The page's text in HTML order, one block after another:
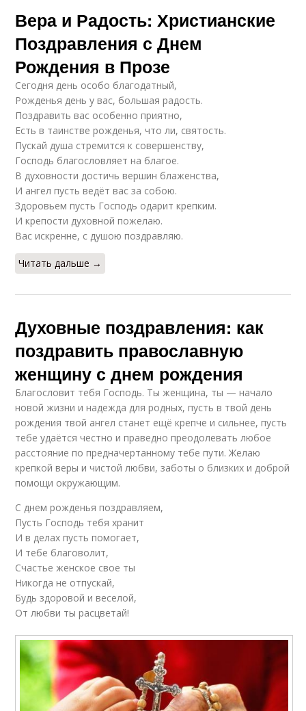
Вера и Радость: Христианские
Поздравления с Днем
Рождения в Прозе
Сегодня день особо благодатный,
Рожденья день у вас, большая радость.
Поздравить вас особенно приятно,
Есть в таинстве рожденья, что ли, святость.
Пускай душа стремится к совершенству,
Господь благословляет на благое.
В духовности достичь вершин блаженства,
И ангел пусть ведёт вас за собою.
Здоровьем пусть Господь одарит крепким.
И крепости духовной пожелаю.
Вас искренне, с душою поздравляю.
Читать дальше →
Духовные поздравления: как
поздравить православную
женщину с днем рождения
Благословит тебя Господь. Ты женщина, ты — начало
новой жизни и надежда для родных, пусть в твой день
рождения твой ангел станет ещё крепче и сильнее, пусть
тебе удаётся честно и праведно преодолевать любое
расстояние по предначертанному тебе пути. Желаю
крепкой веры и чистой любви, заботы о близких и доброй
помощи окружающим.
С днем рожденья поздравляем,
Пусть Господь тебя хранит
И в делах пусть помогает,
И тебе благоволит,
Счастье женское свое ты
Никогда не отпускай,
Будь здоровой и веселой,
От любви ты расцветай!